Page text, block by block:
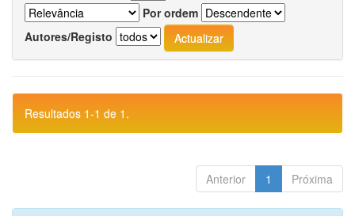
Por ordem
Autores/Registo
Resultados 1-1 de 1.
Anterior 1 Próxima